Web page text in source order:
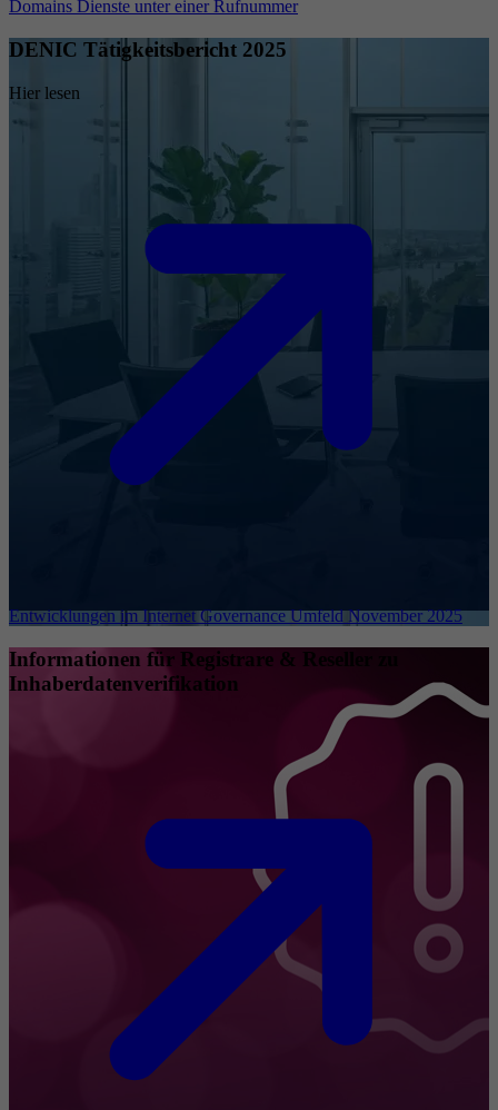
Domains Dienste unter einer Rufnummer
DENIC Tätigkeitsbericht 2025
Hier lesen
Entwicklungen im Internet Governance Umfeld November 2025
Informationen für Registrare & Reseller zu
Inhaberdatenverifikation